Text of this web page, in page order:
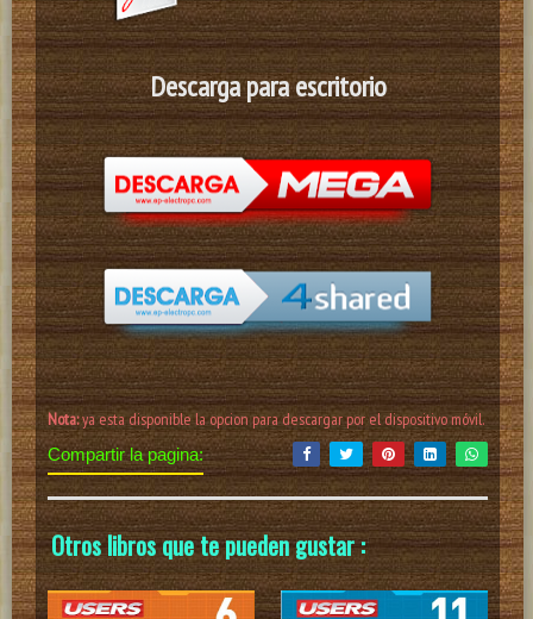
Descarga para escritorio
Nota:ya esta disponible la opcion para descargar por el dispositivo móvil.
Compartir la pagina:
Otros libros que te pueden gustar :